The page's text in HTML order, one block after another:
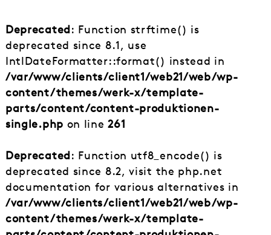
Deprecated: Function strftime() is
deprecated since 8.1, use
IntlDateFormatter::format() instead in
/var/www/clients/client1/web21/web/wp-
content/themes/werk-x/template-
parts/content/content-produktionen-
single.php on line261
Deprecated: Function utf8_encode() is
deprecated since 8.2, visit the php.net
documentation for various alternatives in
/var/www/clients/client1/web21/web/wp-
content/themes/werk-x/template-